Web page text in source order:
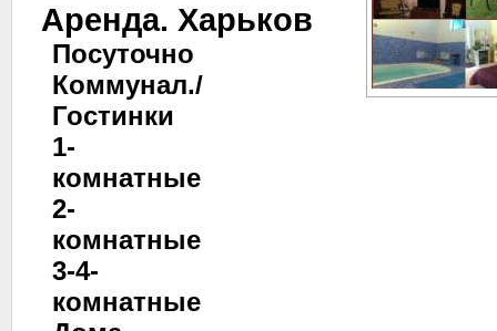
Аренда. Харьков
Посуточно
Коммунал./
Гостинки
1-
комнатные
2-
комнатные
3-4-
комнатные